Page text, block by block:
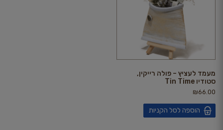
מעמד לעציץ – פולה רייקין,
סטודיו Tin Time
₪66.00
הוספה לסל הקניות